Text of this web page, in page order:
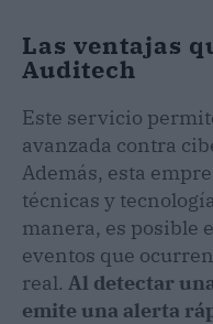
Las ventajas
Auditech
Este servicio
avanzada contra
Además, esta
técnicas y
manera, es posible
eventos que
real. Al detectar
emite una alerta